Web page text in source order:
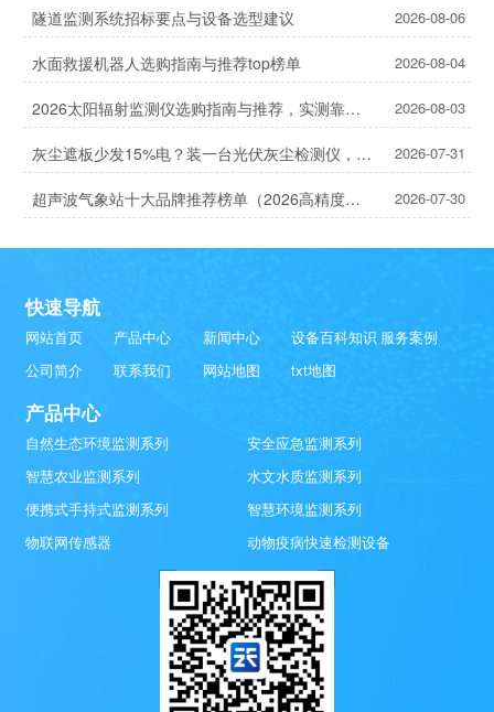
隧道监测系统招标要点与设备选型建议 2026-08-06
水面救援机器人选购指南与推荐top榜单 2026-08-04
2026太阳辐射监测仪选购指南与推荐，实测靠谱！ 2026-08-03
灰尘遮板少发15%电？装一台光伏灰尘检测仪，提升发电效率，清洗成本省20% 2026-07-31
超声波气象站十大品牌推荐榜单（2026高精度气象监测TOP10） 2026-07-30
快速导航
网站首页 产品中心 新闻中心 设备百科知识 服务案例
公司简介
联系我们 网站地图 txt地图
产品中心
自然生态环境监测系列
安全应急监测系列
智慧农业监测系列
水文水质监测系列
便携式手持式监测系列
智慧环境监测系列
物联网传感器
动物疫病快速检测设备